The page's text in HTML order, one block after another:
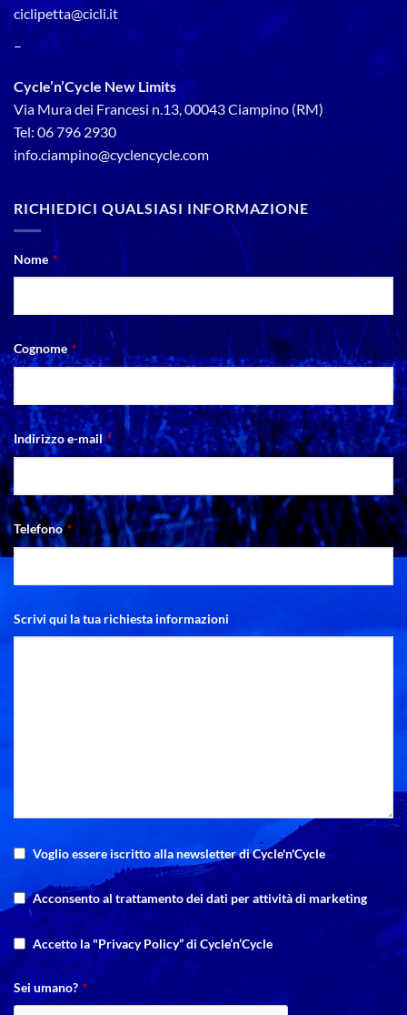
ciclipetta@cicli.it
–
Cycle’n’Cycle New Limits
Via Mura dei Francesi n.13, 00043 Ciampino (RM)
Tel: 06 796 2930
info.ciampino@cyclencycle.com
RICHIEDICI QUALSIASI INFORMAZIONE
Nome *
Cognome *
Indirizzo e-mail *
Telefono *
Scrivi qui la tua richiesta informazioni
Voglio essere iscritto alla newsletter di Cycle'n'Cycle
Acconsento al trattamento dei dati per attività di marketing
Accetto la "Privacy Policy” di Cycle’n’Cycle
Sei umano? *